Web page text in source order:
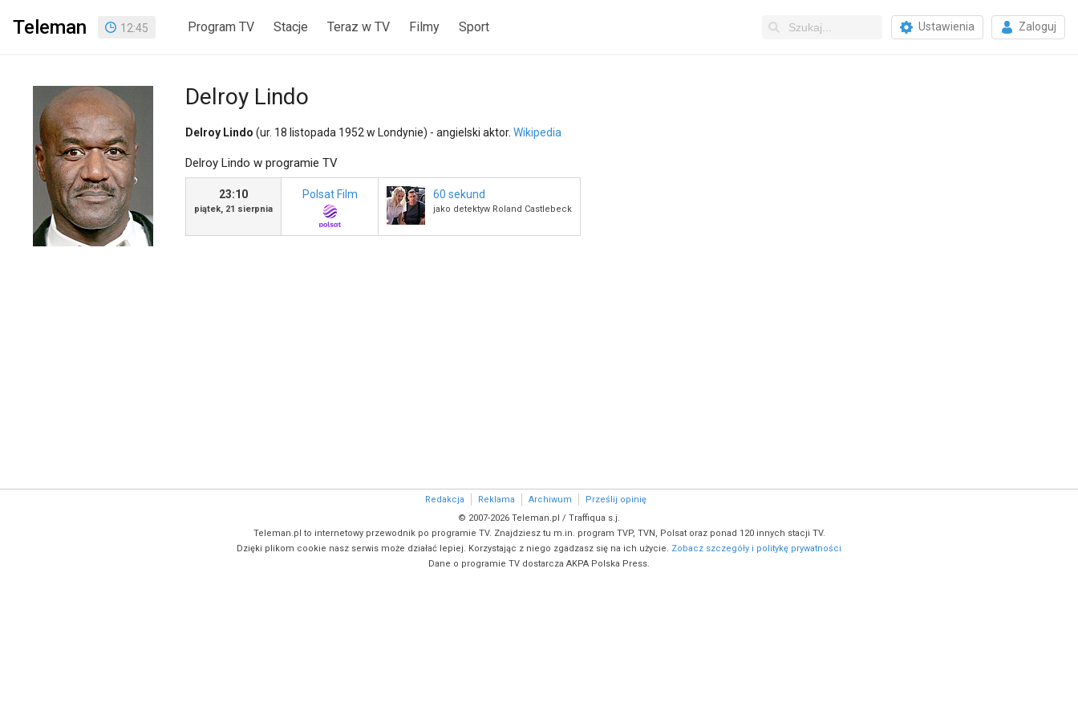
Teleman 12:45 Program TV Stacje Teraz w TV Filmy Sport Ustawienia Zaloguj
Delroy Lindo
Delroy Lindo (ur. 18 listopada 1952 w Londynie) - angielski aktor. Wikipedia
Delroy Lindo w programie TV
23:10
piątek, 21 sierpnia
Polsat Film 60 sekund
jako detektyw Roland Castlebeck
Redakcja Reklama Archiwum
Prześlij opinię
© 2007-2026 Teleman.pl / Traffiqua s.j.
Teleman.pl to internetowy przewodnik po programie TV. Znajdziesz tu m.in. program TVP, TVN, Polsat oraz ponad 120 innych stacji TV.
Dzięki plikom cookie nasz serwis może działać lepiej. Korzystając z niego zgadzasz się na ich użycie. Zobacz szczegóły i politykę prywatności
Dane o programie TV dostarcza AKPA Polska Press.